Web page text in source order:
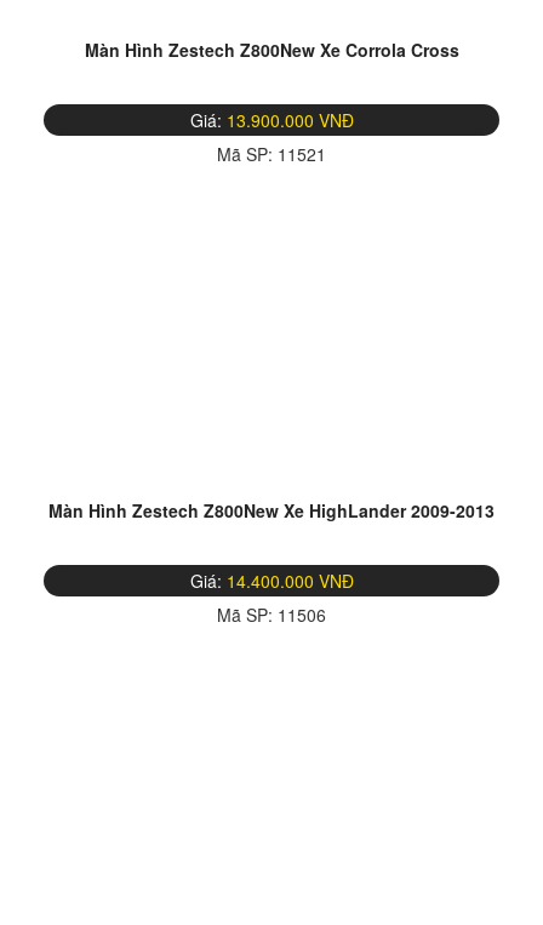
Màn Hình Zestech Z800New Xe Corrola Cross
Giá: 13.900.000 VNĐ
Mã SP: 11521
Màn Hình Zestech Z800New Xe HighLander 2009-2013
Giá: 14.400.000 VNĐ
Mã SP: 11506